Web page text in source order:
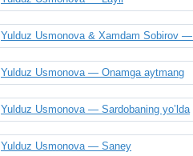
Yulduz Usmonova & Xamdam Sobirov
Yulduz Usmonova — Onamga aytmang
Yulduz Usmonova — Sardobaning yo’lda
Yulduz Usmonova — Saney